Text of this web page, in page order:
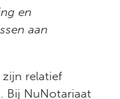
en
aan
relatief
Bij NuNotariaat